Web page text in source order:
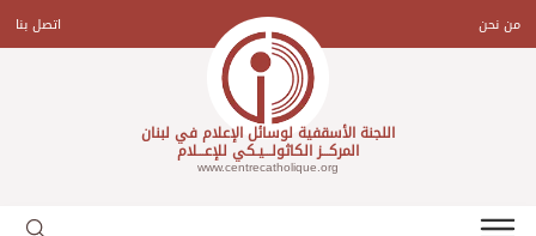
contentمن نحن اتصل بنا
اللجنة الأسقفية لوسائل الإعلام في لبنان
المركـــز الكاثولـــيـكي للإعـــلام
www.centrecatholique.org